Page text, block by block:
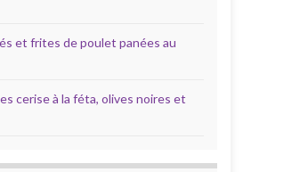
et frites de poulet panées au
cerise à la féta, olives noires et